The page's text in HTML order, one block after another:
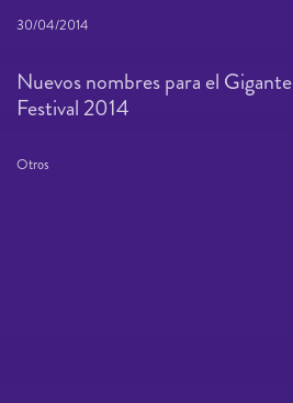
30/04/2014
Nuevos nombres para el Gigante
Festival 2014
Otros